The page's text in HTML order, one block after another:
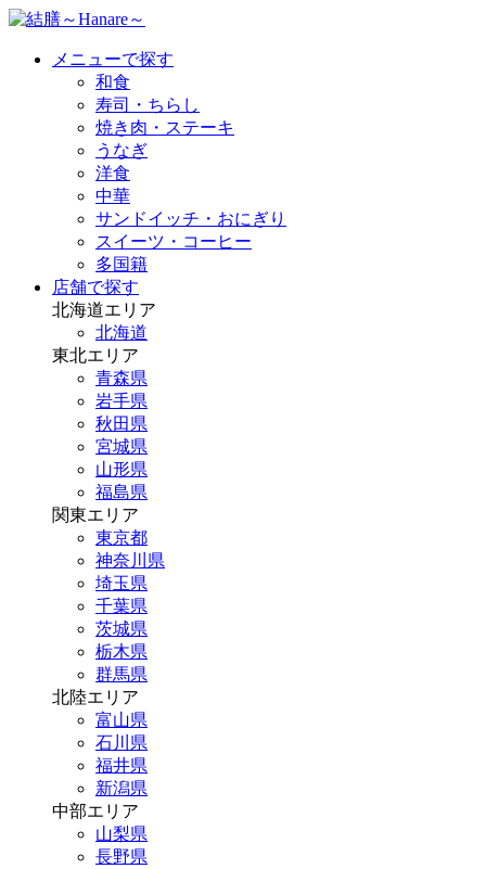
メニューで探す
和食
寿司・ちらし
焼き肉・ステーキ
うなぎ
洋食
中華
サンドイッチ・おにぎり
スイーツ・コーヒー
多国籍
店舗で探す
北海道エリア
北海道
東北エリア
青森県
岩手県
秋田県
宮城県
山形県
福島県
関東エリア
東京都
神奈川県
埼玉県
千葉県
茨城県
栃木県
群馬県
北陸エリア
富山県
石川県
福井県
新潟県
中部エリア
山梨県
長野県